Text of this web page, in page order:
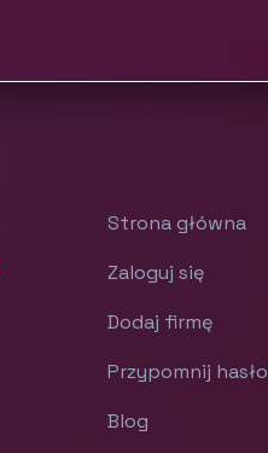
Strona główna
Zaloguj się
Dodaj firmę
Przypomnij hasło
Blog